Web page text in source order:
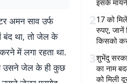
अमन साव उर्फ
बंद था, तो जेल के
में लगा रहता था.
उसने जेल के ही कुछ
इसके मायने
217 को
रुपए,
किसको
3शुभेंदु
का नाम
को मिली